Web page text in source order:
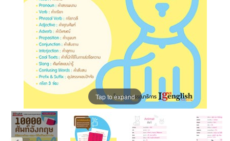
Tap to expand